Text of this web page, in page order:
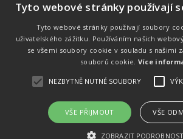
Pro měření, zpracování a
používáme software vyvinutý
online publikovat výsledky
obrazovky a s
webových stránkách.
souhlasu zakázáno.
Zabýváme se časomírou, výsledkovým servisem na různých
akcích a také přímo pořádáním
Tyto webové stránky používají
Tyto webové stránky používají soubory
uživatelského zážitku. Používáním našich
se všemi soubory cookie v souladu s našimi
souborů cookie. Více
NEZBYTNĚ NUTNÉ SOUBORY
VŠE PŘIJMOUT VŠE
ZOBRAZIT